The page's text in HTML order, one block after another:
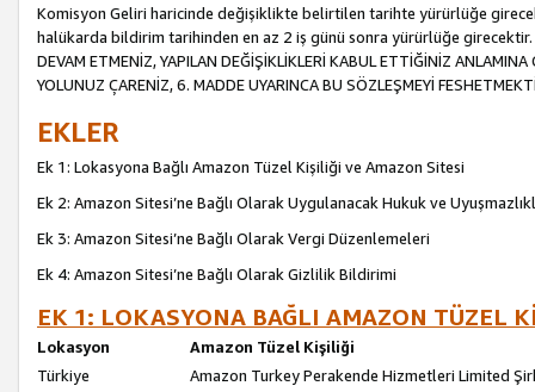
Komisyon Geliri haricinde değişiklikte belirtilen tarihte yürürlüğe
halükarda bildirim tarihinden en az 2 iş günü sonra yürürlüğe girecektir.
DEVAM ETMENİZ, YAPILAN DEĞİŞİKLİKLERİ KABUL ETTİĞİNİZ
YOLUNUZ ÇARENİZ, 6. MADDE UYARINCA BU SÖZLEŞMEYİ
EKLER
Ek 1: Lokasyona Bağlı Amazon Tüzel Kişiliği ve Amazon Sitesi
Ek 2: Amazon Sitesi’ne Bağlı Olarak Uygulanacak Hukuk ve
Ek 3: Amazon Sitesi’ne Bağlı Olarak Vergi Düzenlemeleri
Ek 4: Amazon Sitesi’ne Bağlı Olarak Gizlilik Bildirimi
EK 1: LOKASYONA BAĞLI AMAZON TÜZEL
Lokasyon
Amazon Tüzel Kişiliği
Türkiye
Amazon Turkey Perakende Hizmetleri Limited